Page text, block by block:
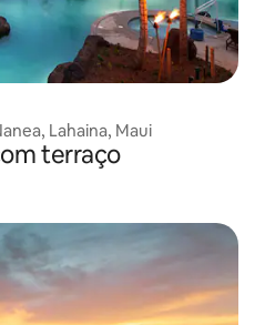
Lahaina, Maui
terraço